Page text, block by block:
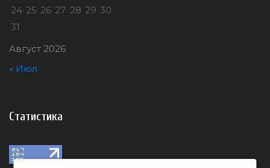
Август 2026
24 25 26 27 28 29 30
31
« Июл
Статистика